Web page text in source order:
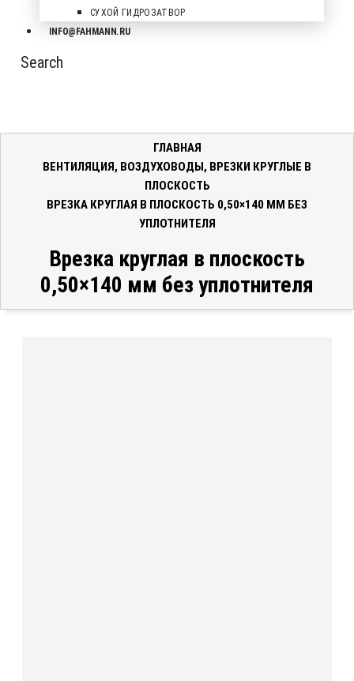
СУХОЙ ГИДРОЗАТВОР
INFO@FAHMANN.RU
Search
ГЛАВНАЯ
ВЕНТИЛЯЦИЯ, ВОЗДУХОВОДЫ, ВРЕЗКИ КРУГЛЫЕ В
ПЛОСКОСТЬ
ВРЕЗКА КРУГЛАЯ В ПЛОСКОСТЬ 0,50×140 ММ БЕЗ
УПЛОТНИТЕЛЯ
Врезка круглая в плоскость
0,50×140 мм без уплотнителя